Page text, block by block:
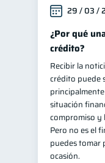
29 / 03 /
¿Por qué
crédito?
Recibir la
crédito puede
situación
compromiso y
Pero no es el
puedes tomar
ocasión.